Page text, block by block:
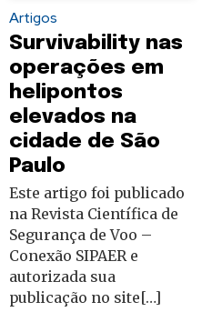
Artigos
Survivability nas
operações em
helipontos
elevados na
cidade de São
Paulo
Este artigo foi publicado
na Revista Científica de
Segurança de Voo –
Conexão SIPAER e
autorizada sua
publicação no site[…]